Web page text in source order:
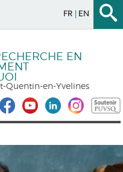
FR EN
EN
Quentin-en-Yvelines